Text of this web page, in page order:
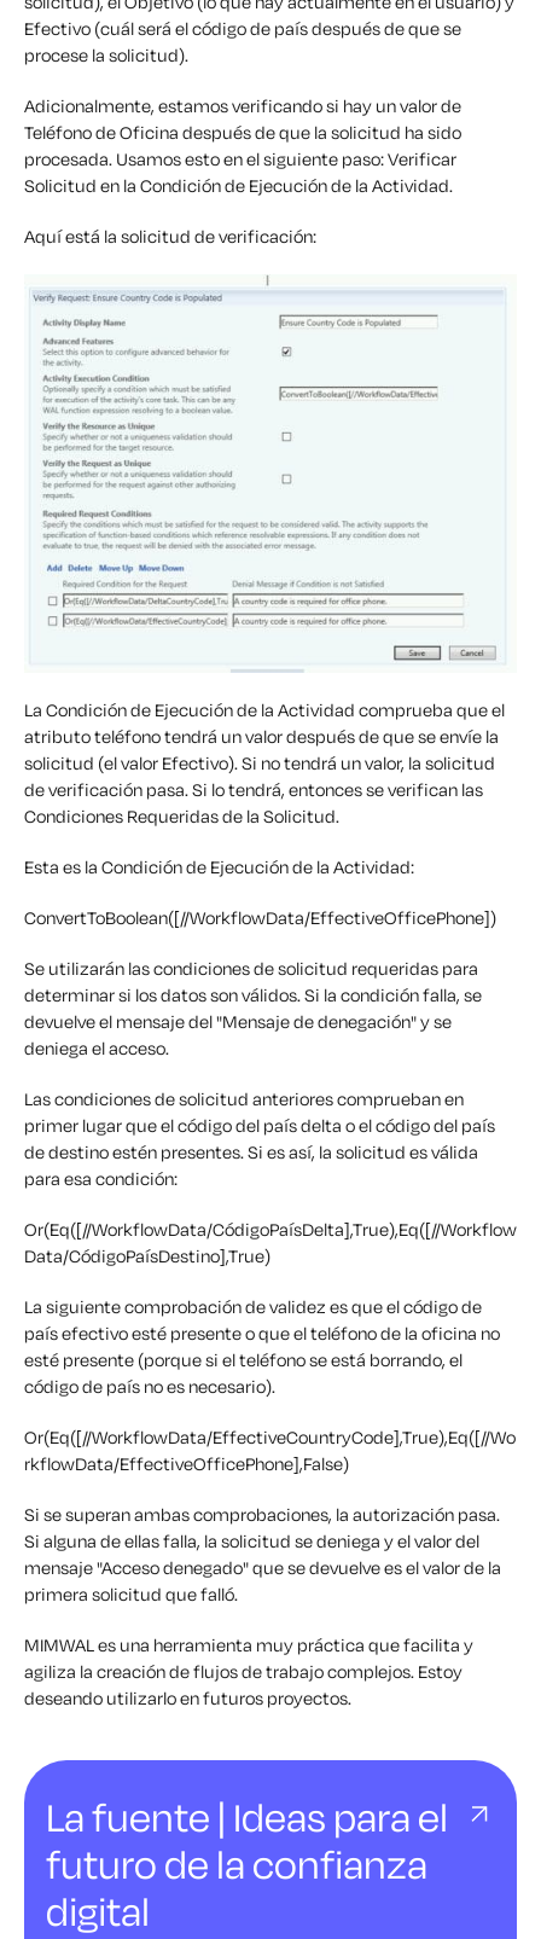
Efectivo (cuál será el código de país después de que se
procese la solicitud).
Adicionalmente, estamos verificando si hay un valor de
Teléfono de Oficina después de que la solicitud ha sido
procesada. Usamos esto en el siguiente paso: Verificar
Solicitud en la Condición de Ejecución de la Actividad.
Aquí está la solicitud de verificación:
La Condición de Ejecución de la Actividad comprueba que el
atributo teléfono tendrá un valor después de que se envíe la
solicitud (el valor Efectivo). Si no tendrá un valor, la solicitud
de verificación pasa. Si lo tendrá, entonces se verifican las
Condiciones Requeridas de la Solicitud.
Esta es la Condición de Ejecución de la Actividad:
ConvertToBoolean([//WorkflowData/EffectiveOfficePhone])
Se utilizarán las condiciones de solicitud requeridas para
determinar si los datos son válidos. Si la condición falla, se
devuelve el mensaje del "Mensaje de denegación" y se
deniega el acceso.
Las condiciones de solicitud anteriores comprueban en
primer lugar que el código del país delta o el código del país
de destino estén presentes. Si es así, la solicitud es válida
para esa condición:
Or(Eq([//WorkflowData/CódigoPaísDelta],True),Eq([//Workflow
Data/CódigoPaísDestino],True)
La siguiente comprobación de validez es que el código de
país efectivo esté presente o que el teléfono de la oficina no
esté presente (porque si el teléfono se está borrando, el
código de país no es necesario).
Or(Eq([//WorkflowData/EffectiveCountryCode],True),Eq([//Wo
rkflowData/EffectiveOfficePhone],False)
Si se superan ambas comprobaciones, la autorización pasa.
Si alguna de ellas falla, la solicitud se deniega y el valor del
mensaje "Acceso denegado" que se devuelve es el valor de la
primera solicitud que falló.
MIMWAL es una herramienta muy práctica que facilita y
agiliza la creación de flujos de trabajo complejos. Estoy
deseando utilizarlo en futuros proyectos.
La fuente | Ideas para el
futuro de la confianza
digital